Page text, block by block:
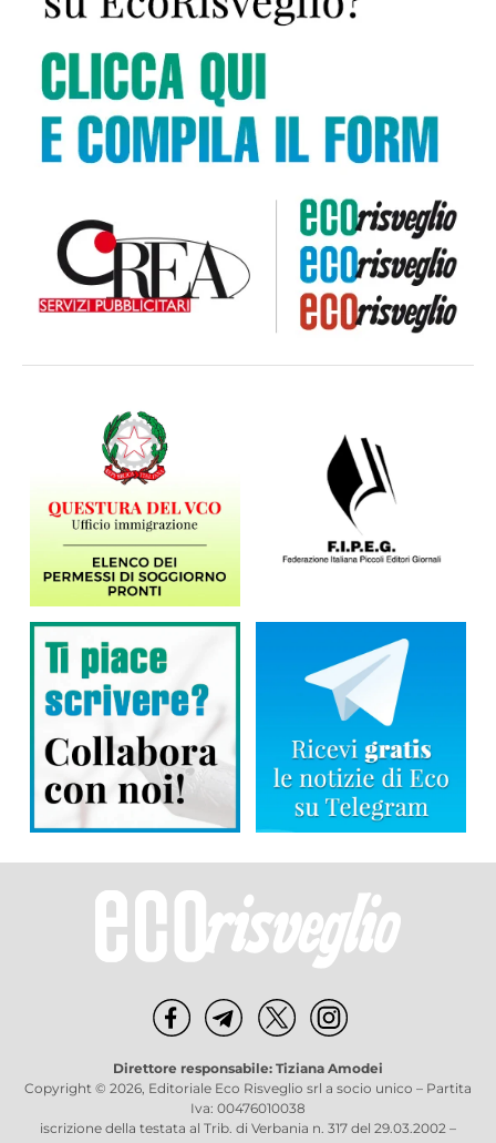
Direttore responsabile: Tiziana Amodei
Copyright © 2026, Editoriale Eco Risveglio srl a socio unico – Partita
Iva: 00476010038
iscrizione della testata al Trib. di Verbania n. 317 del 29.03.2002 –